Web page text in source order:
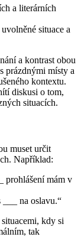
a literárních
situace a
a kontrast obou
prázdnými místy a
kontextu.
diskusi o tom,
situacích.
muset určit
Například:
prohlášení mám v
na oslavu.“
kdy si
tak